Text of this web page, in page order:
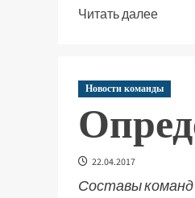
Читать далее
Новости команды
22.04.2017
Составы команд